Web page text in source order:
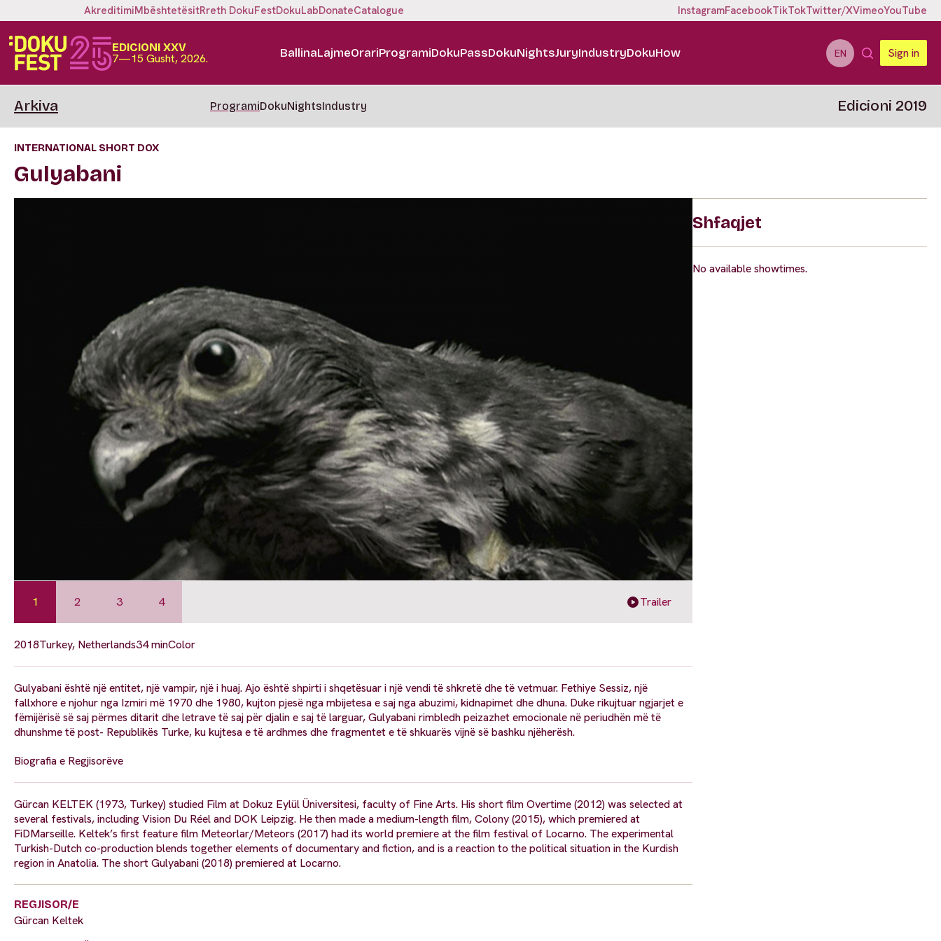
AkreditimiMbështetësitRreth DokuFestDokuLabDonateCatalogue InstagramFacebookTikTokTwitter/XVimeoYouTube
EDICIONI XXV
7—15 Gusht, 2026. BallinaLajmeOrariProgramiDokuPassDokuNightsJuryIndustryDokuHow EN Sign in
Arkiva ProgramiDokuNightsIndustry Edicioni 2019
INTERNATIONAL SHORT DOX
Gulyabani
1 2 3 4 Trailer
2018Turkey, Netherlands34 minColor
Gulyabani është një entitet, një vampir, një i huaj. Ajo është shpirti i shqetësuar i një vendi të shkretë dhe të vetmuar. Fethiye Sessiz, një
fallxhore e njohur nga Izmiri më 1970 dhe 1980, kujton pjesë nga mbijetesa e saj nga abuzimi, kidnapimet dhe dhuna. Duke rikujtuar ngjarjet e
fëmijërisë së saj përmes ditarit dhe letrave të saj për djalin e saj të larguar, Gulyabani rimbledh peizazhet emocionale në periudhën më të
dhunshme të post- Republikës Turke, ku kujtesa e të ardhmes dhe fragmentet e të shkuarës vijnë së bashku njëherësh.
Biografia e Regjisorëve
Gürcan KELTEK (1973, Turkey) studied Film at Dokuz Eylül Üniversitesi, faculty of Fine Arts. His short film Overtime (2012) was selected at
several festivals, including Vision Du Réel and DOK Leipzig. He then made a medium-length film, Colony (2015), which premiered at
FiDMarseille. Keltek’s first feature film Meteorlar/Meteors (2017) had its world premiere at the film festival of Locarno. The experimental
Turkish-Dutch co-production blends together elements of documentary and fiction, and is a reaction to the political situation in the Kurdish
region in Anatolia. The short Gulyabani (2018) premiered at Locarno.
REGJISOR/E
Gürcan Keltek
Shfaqjet
No available showtimes.